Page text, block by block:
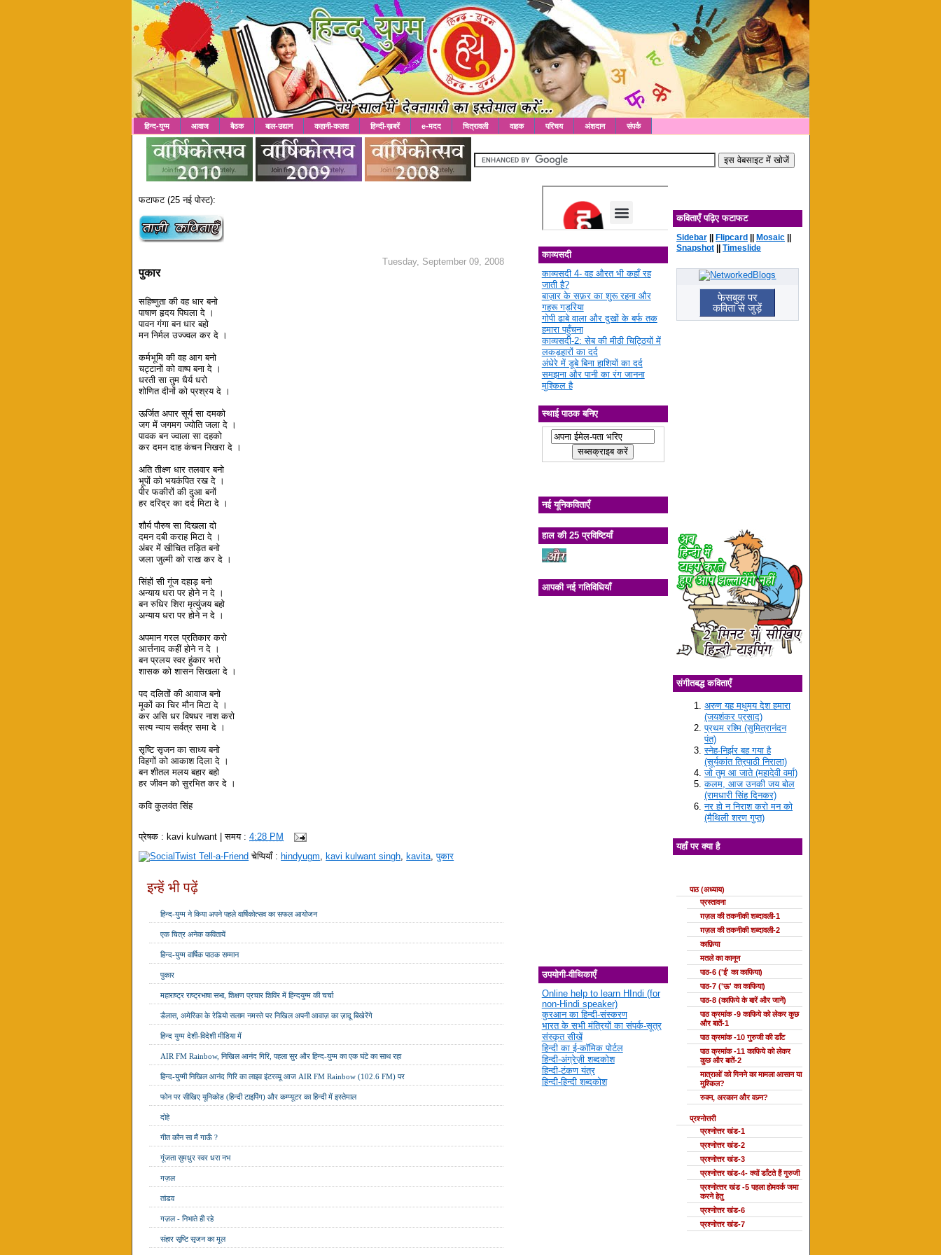
हिन्द-युग्म आवाज बैठक बाल-उद्यान कहानी-कलश हिन्दी-ख़बरें e-मदद चित्रावली वाहक परिचय अंशदान संपर्क
फटाफट (25 नई पोस्ट):
Tuesday, September 09, 2008
पुकार
सहिष्णुता की वह धार बनो
पाषाण हृदय पिघला दे ।
पावन गंगा बन धार बहो
मन निर्मल उज्ज्वल कर दे ।
कर्मभूमि की वह आग बनो
चट्टानों को वाष्प बना दे ।
धरती सा तुम धैर्य धरो
शोणित दीनों को प्रश्रय दे ।
ऊर्जित अपार सूर्य सा दमको
जग में जगमग ज्योति जला दे ।
पावक बन ज्वाला सा दहको
कर दमन दाह कंचन निखरा दे ।
अति तीक्ष्ण धार तलवार बनो
भूपों को भयकंपित रख दे ।
पीर फकीरों की दुआ बनों
हर दरिद्र का दर्द मिटा दे ।
शौर्य पौरुष सा दिखला दो
दमन दबी कराह मिटा दे ।
अंबर में खीचित तड़ित बनो
जला जुल्मी को राख कर दे ।
सिंहों सी गूंज दहाड़ बनो
अन्याय धरा पर होने न दे ।
बन रुधिर शिरा मृत्युंजय बहो
अन्याय धरा पर होने न दे ।
अपमान गरल प्रतिकार करो
आर्त्तनाद कहीं होने न दे ।
बन प्रलय स्वर हुंकार भरो
शासक को शासन सिखला दे ।
पद दलितों की आवाज बनो
मूकों का चिर मौन मिटा दे ।
कर असि धर विषधर नाश करो
सत्य न्याय सर्वत्र समा दे ।
सृष्टि सृजन का साध्य बनो
विहगों को आकाश दिला दे ।
बन शीतल मलय बहार बहो
हर जीवन को सुरभित कर दे ।
कवि कुलवंत सिंह
प्रेषक :kavi kulwant | समय :4:28 PM
चेप्पियाँ : hindyugm, kavi kulwant singh, kavita,पुकार
इन्हें भी पढ़ें
हिन्द-युग्म ने किया अपने पहले वार्षिकोत्सव का सफल आयोजन
एक चित्र अनेक कवितायें
हिन्द-युग्म वार्षिक पाठक सम्मान
पुकार
महाराष्ट्र राष्ट्रभाषा सभा, शिक्षण प्रचार शिविर में हिन्दयुग्म की चर्चा
डैलास, अमेरिका के रेडियो सलाम नमस्ते पर निखिल अपनी आवाज़ का ज़ादू बिखेरेंगे
हिन्द युग्म देशी-विदेशी मीडिया में
AIR FM Rainbow, निखिल आनंद गिरि, पहला सुर और हिन्द-युग्म का एक घंटे का साथ रहा
हिन्द-युग्मी निखिल आनंद गिरि का लाइव इंटरव्यू आज AIR FM Rainbow (102.6 FM) पर
फोन पर सीखिए यूनिकोड (हिन्दी टाइपिंग) और कम्प्यूटर का हिन्दी में इस्तेमाल
दोहे
गीत कौन सा मैं गाऊँ ?
गूंजता सुमधुर स्वर धरा नभ
गज़ल
तांडव
गज़ल - निभाते ही रहे
संहार सृष्टि सृजन का मूल
काव्यसदी
काव्यसदी 4- वह औरत भी कहाँ रह
जाती है?
बाज़ार के सफ़र का शुरू रहना और
गहरू गड़रिया
गोपी ढाबे वाला और दुखों के बर्फ तक
हमारा पहुँचना
काव्यसदी-2: सेब की मीठी चिट्ठियों में
लकड़हारों का दर्द
अंधेरे में डूबे बिना हाशियों का दर्द
समझना और पानी का रंग जानना
मुश्किल है
स्थाई पाठक बनिए
नई यूनिकविताएँ
हाल की 25 प्रविष्टियाँ
आपकी नई गतिविधियाँ
उपयोगी-वीथिकाएँ
Online help to learn HIndi (for
non-Hindi speaker)
कुरआन का हिन्दी-संस्करण
भारत के सभी मंत्रियों का संपर्क-सूत्र
संस्कृत सीखें
हिन्दी का ई-कॉमिक पोर्टल
हिन्दी-अंग्रेज़ी शब्दकोश
हिन्दी-टंकण यंत्र
हिन्दी-हिन्दी शब्दकोश
कविताएँ पढ़िए फटाफट
Sidebar ||Flipcard ||Mosaic ||
Snapshot ||Timeslide
फेसबुक पर
कविता से जुड़ें
संगीतबद्ध कविताएँ
अरुण यह मधुमय देश हमारा
(जयशंकर प्रसाद)
प्रथम रश्मि (सुमित्रानंदन
पंत)
स्नेह-निर्झर बह गया है
(सूर्यकांत त्रिपाठी निराला)
जो तुम आ जाते (महादेवी वर्मा)
कलम, आज उनकी जय बोल
(रामधारी सिंह दिनकर)
नर हो न निराश करो मन को
(मैथिली शरण गुप्त)
यहाँ पर क्या है
पाठ (अध्याय)
प्रस्तावना
ग़ज़ल की तकनीकी शब्दावली-1
ग़ज़ल की तकनीकी शब्दावली-2
काफ़िया
मतले का कानून
पाठ-6 ('ई' का काफिया)
पाठ-7 ('ऊ' का काफिया)
पाठ-8 (काफिये के बारें और जानें)
पाठ क्रमांक -9 काफिये को लेकर कुछ
और बातें-1
पाठ क्रमांक -10 गुरुजी की डाँट
पाठ क्रमांक -11 काफिये को लेकर
कुछ और बातें-2
मात्राओं को गिनने का मामला आसान या
मुश्किल?
रुक्न, अरकान और वज़्न?
प्रश्नोत्तरी
प्रश्नोत्तर खंड-1
प्रश्नोत्तर खंड-2
प्रश्नोत्तर खंड-3
प्रश्नोत्तर खंड-4- क्यों डाँटते हैं गुरुजी
प्रश्‍नोत्‍तर खंड -5 पहला होमवर्क जमा
करने हेतु
प्रश्नोत्तर खंड-6
प्रश्नोत्तर खंड-7